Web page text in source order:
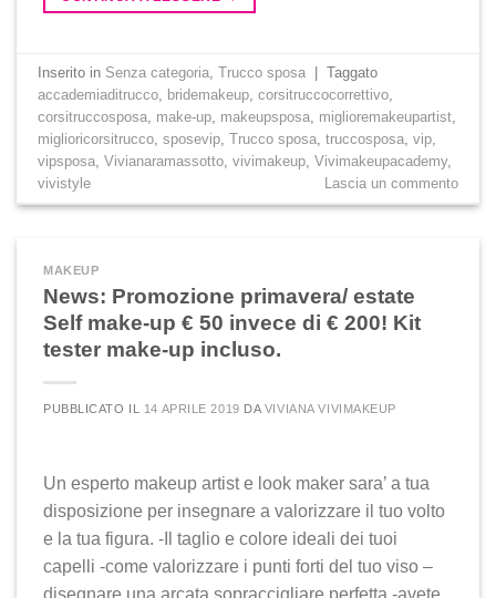
Inserito in Senza categoria ,Trucco sposa | Taggato
accademiaditrucco bridemakeup ,corsitruccocorrettivo
corsitruccosposa make-up makeupsposa miglioremakeupartist
miglioricorsitrucco ,sposevip ,Trucco sposa ,truccosposa ,vip
vipsposa ,Vivianaramassotto ,vivimakeup ,Vivimakeupacademy,
vivistyle
Lascia un commento
MAKEUP
News: Promozione primavera/ estate
Self make-up € 50 invece di € 200! Kit
tester make-up incluso.
PUBBLICATO IL 14 APRILE 2019 DA VIVIANA VIVIMAKEUP
Un esperto makeup artist e look maker sara’ a tua
disposizione per insegnare a valorizzare il tuo volto
e la tua figura. -Il taglio e colore ideali dei tuoi
capelli -come valorizzare i punti forti del tuo viso –
disegnare una arcata sopraccigliare perfetta -avete